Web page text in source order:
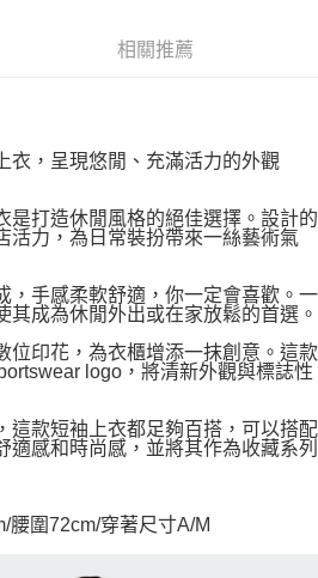
相關推薦
衣，呈現悠閒、充滿活力的外觀
是打造休閒風格的絕佳選擇。設計的
活力，為日常裝扮帶來一絲藝術氣
，手感柔軟舒適，你一定會喜歡。一
其成為休閒外出或在家放鬆的首選。
位印花，為衣櫃增添一抹創意。這款
logo，將清新外觀與標誌性
這款短袖上衣都足夠百搭，可以搭配
適感和時尚感，並將其作為收藏系列
腰圍72cm/穿著尺寸A/M